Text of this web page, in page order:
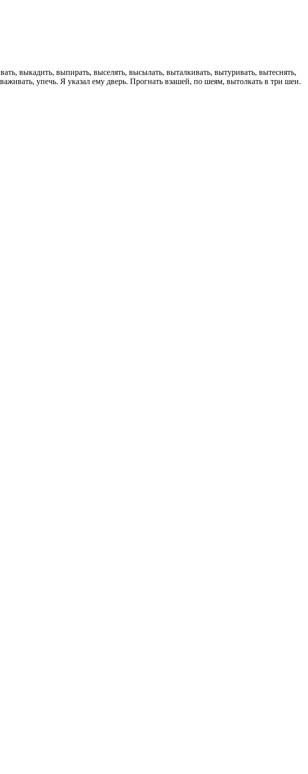
выкадить, выпирать, выселять, высылать, выталкивать, вытуривать, вытеснять,
упечь. Я указал ему дверь. Прогнать взашей, по шеям, вытолкать в три шеи.